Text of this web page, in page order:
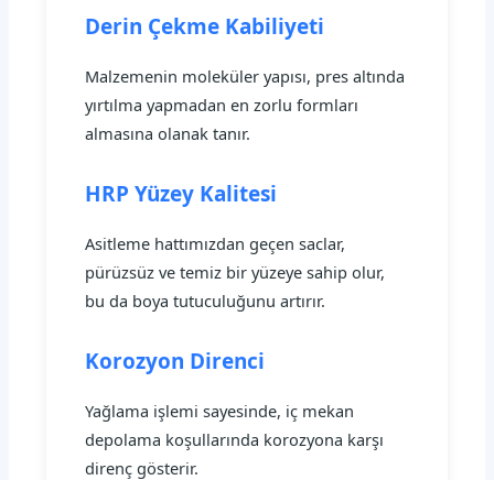
Derin Çekme Kabiliyeti
Malzemenin moleküler yapısı, pres altında
yırtılma yapmadan en zorlu formları
almasına olanak tanır.
HRP Yüzey Kalitesi
Asitleme hattımızdan geçen saclar,
pürüzsüz ve temiz bir yüzeye sahip olur,
bu da boya tutuculuğunu artırır.
Korozyon Direnci
Yağlama işlemi sayesinde, iç mekan
depolama koşullarında korozyona karşı
direnç gösterir.